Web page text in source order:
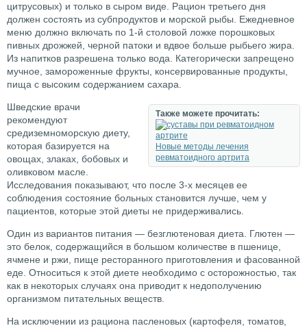
цитрусовых) и только в сыром виде. Рацион третьего дня
должен состоять из субпродуктов и морской рыбы. Ежедневное
меню должно включать по 1-й столовой ложке порошковых
пивных дрожжей, черной патоки и вдвое больше рыбьего жира.
Из напитков разрешена только вода. Категорически запрещено
мучное, замороженные фрукты, консервированные продукты,
пища с высоким содержанием сахара.
Также можете прочитать:
Новые методы лечения
ревматоидного артрита
Шведские врачи
рекомендуют
средиземноморскую диету,
которая базируется на
овощах, злаках, бобовых и
оливковом масле.
Исследования показывают, что после 3-х месяцев ее
соблюдения состояние больных становится лучше, чем у
пациентов, которые этой диеты не придерживались.
Один из вариантов питания — безглютеновая диета. Глютен —
это белок, содержащийся в большом количестве в пшенице,
ячмене и ржи, пище ресторанного приготовления и фасованной
еде. Относиться к этой диете необходимо с осторожностью, так
как в некоторых случаях она приводит к недополучению
организмом питательных веществ.
На исключении из рациона пасленовых (картофеля, томатов,